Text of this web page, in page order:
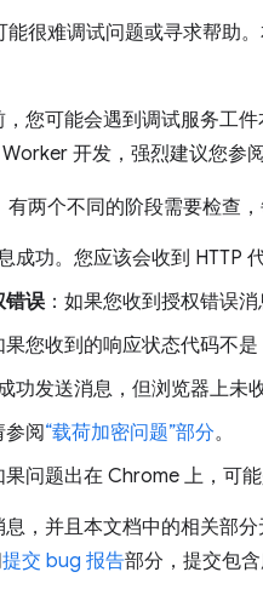
很难调试问题或寻求帮助
您可能会遇到调试服务工
开发，强烈建议您参阅
两个不同的阶段需要检查
成功。您应该会收到 HTTP
错误：如果您收到授权错误消
果您收到的响应状态代码不是
功发送消息，但浏览器上未
参阅“载荷加密问题”部分。
果问题出在 Chrome 上，可
，并且本文档中的相关部
提交 bug 报告部分，提交包